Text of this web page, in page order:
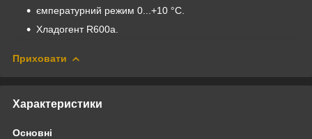
ємпературний режим 0...+10 °C.
Хладогент R600a.
Приховати
Характеристики
Основні